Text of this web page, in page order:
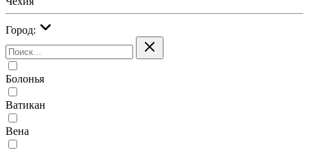
Город:
Болонья
Ватикан
Вена